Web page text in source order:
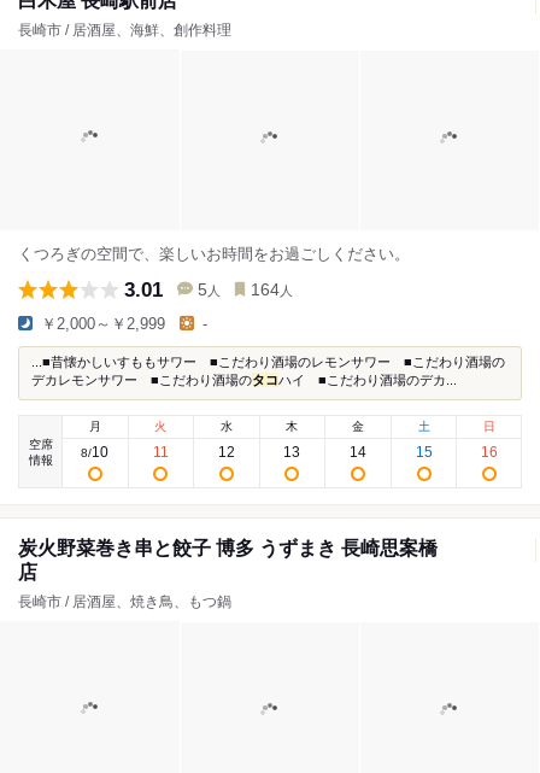
長崎市 / 居酒屋、海鮮、創作料理
くつろぎの空間で、楽しいお時間をお過ごしください。
3.01 5 人 164 人
￥2,000～￥2,999 -
...■昔懐かしいすももサワー ■こだわり酒場のレモンサワー ■こだわり酒場の
デカレモンサワー ■こだわり酒場のタコハイ ■こだわり酒場のデカ...
空席
情報
月
8/10
火
11
水
12
木
13
金
14
土
15
日
16
炭火野菜巻き串と餃子 博多 うずまき 長崎思案橋
店
長崎市 / 居酒屋、焼き鳥、もつ鍋